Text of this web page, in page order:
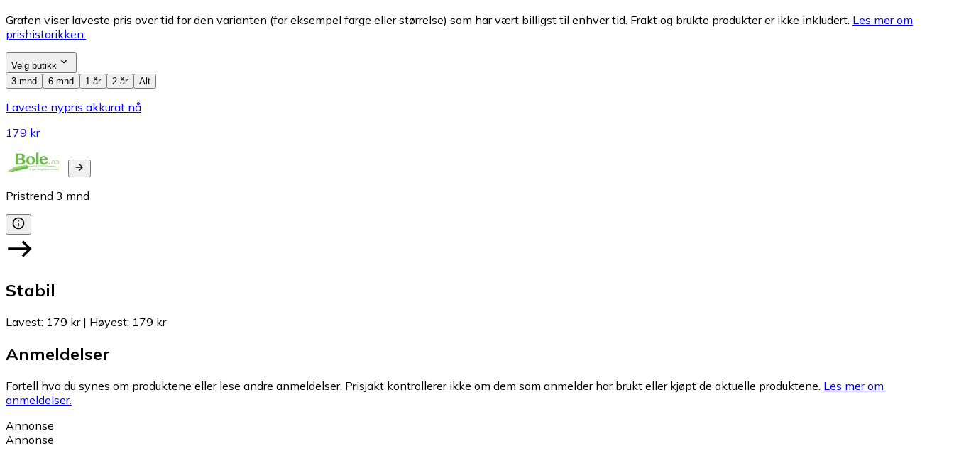
Grafen viser laveste pris over tid for den varianten (for eksempel farge eller størrelse) som har vært billigst til enhver tid. Frakt og brukte produkter er ikke inkludert. Les mer om
prishistorikken.
Velg butikk
3 mnd
6 mnd 1 år 2 år Alt
Laveste nypris akkurat nå
179 kr
Pristrend 3 mnd
Stabil
Lavest: 179 kr| Høyest: 179 kr
Anmeldelser
Fortell hva du synes om produktene eller lese andre anmeldelser. Prisjakt kontrollerer ikke om dem som anmelder har brukt eller kjøpt de aktuelle produktene. Les mer om
anmeldelser.
Annonse
Annonse